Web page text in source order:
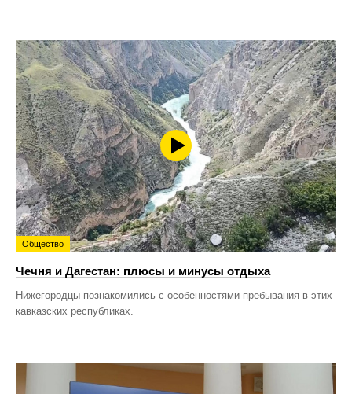
Общество
Чечня и Дагестан: плюсы и минусы отдыха
Нижегородцы познакомились с особенностями пребывания в этих
кавказских республиках.